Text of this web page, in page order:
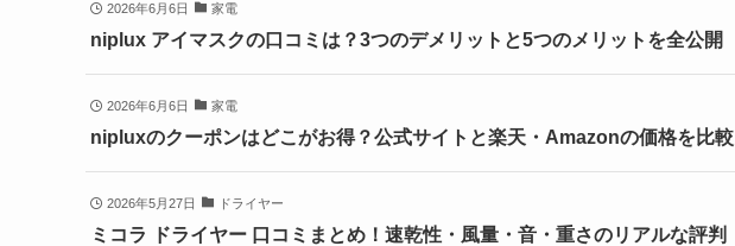
2026年6月6日 家電
niplux アイマスクの口コミは？3つのデメリットと5つのメリットを全公開
2026年6月6日 家電
nipluxのクーポンはどこがお得？公式サイトと楽天・Amazonの価格を比較
2026年5月27日 ドライヤー
ミコラ ドライヤー 口コミまとめ！速乾性・風量・音・重さのリアルな評判